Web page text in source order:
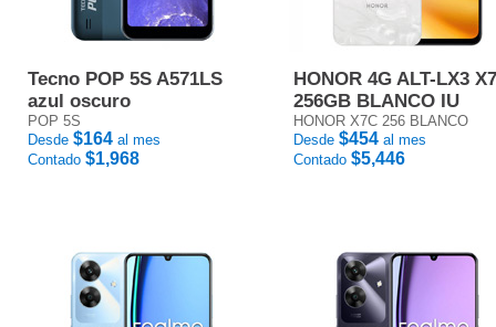
Tecno POP 5S A571LS
azul oscuro
POP 5S
Desde $164 al mes
Contado $1,968
HONOR 4G ALT-LX3
256GB BLANCO IU
HONOR X7C 256 BLANCO
Desde $454 al mes
Contado $5,446